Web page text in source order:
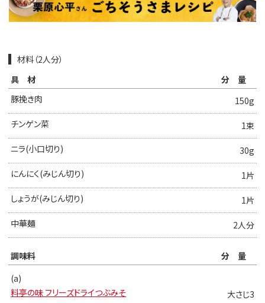
材料（2人分）
具材
分量
豚挽き肉
150g
チンゲン菜
1束
ニラ(小口切り)
30g
にんにく(みじん切り)
1片
しょうが(みじん切り)
1片
中華麺
2人分
調味料
分量
(a)
料亭の味 フリーズドライつぶみそ
大さじ3